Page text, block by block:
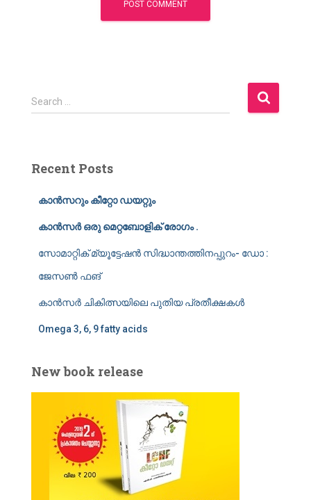
S
e
h
Search …
Recent Posts
കാൻസറും കീറ്റോ ഡയറ്റും
കാൻസർ ഒരു മെറ്റബോളിക് രോഗം .
സോമാറ്റിക് മ്യൂട്ടേഷൻ സിദ്ധാന്തത്തിനപ്പുറം- ഡോ :
ജേസൺ ഫങ്
കാൻസർ ചികിത്സയിലെ പുതിയ പ്രതീക്ഷകൾ
Omega 3, 6, 9 fatty acids
New book release